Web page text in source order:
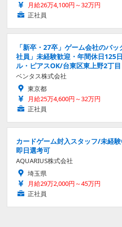
月給26万4,100円～32万円
正社員
「新卒・27卒」ゲーム会社のバ
社員」未経験歓迎・年間休日125
ル・ピアスOK/台東区東上野2丁目
ベンタス株式会社
東京都
月給25万4,600円～32万円
正社員
カードゲーム封入スタッフ/未経
即日選考可
AQUARIUS株式会社
埼玉県
月給29万2,000円～45万円
正社員